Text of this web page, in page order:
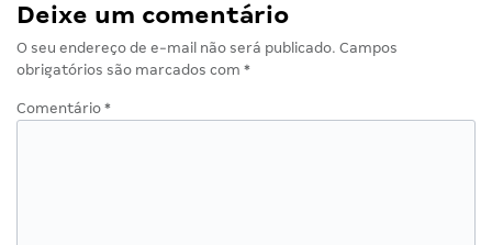
Deixe um comentário
O seu endereço de e-mail não será publicado. Campos
obrigatórios são marcados com *
Comentário *